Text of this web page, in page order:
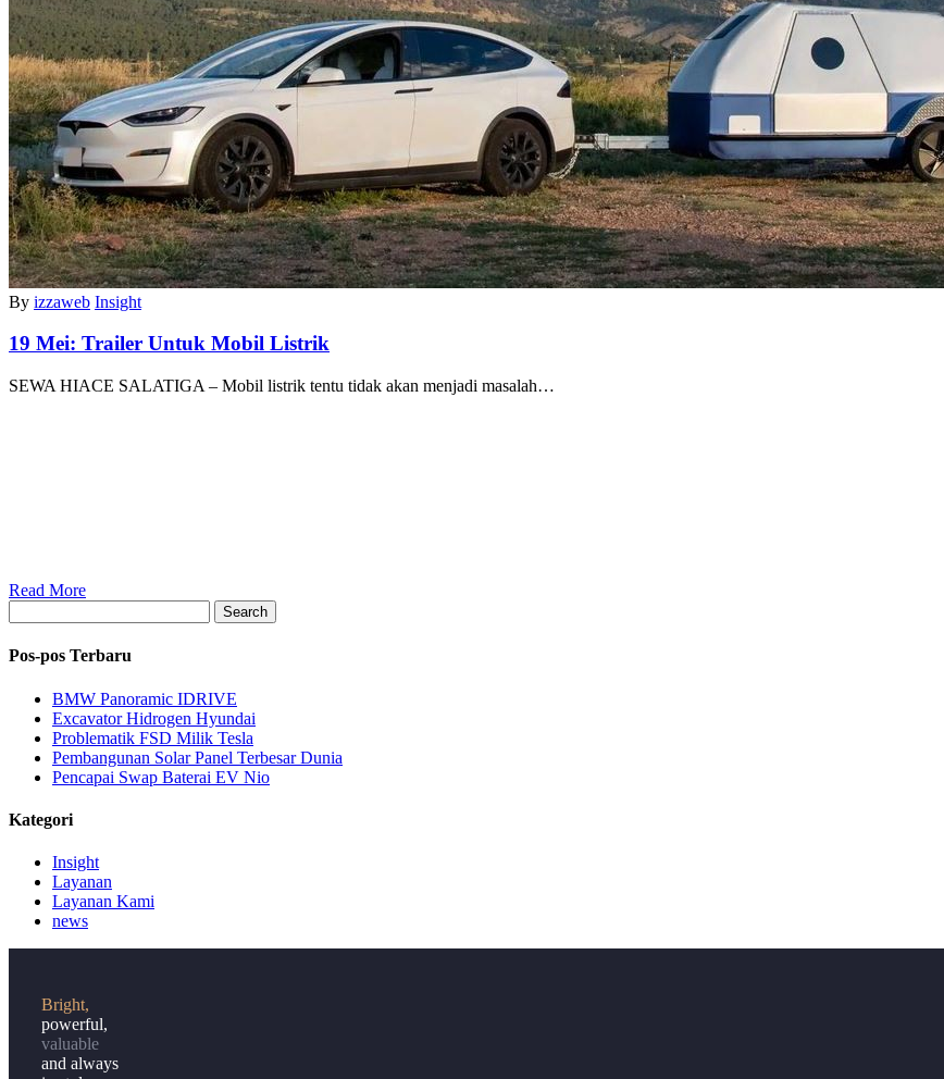
By izzaweb Insight
19 Mei: Trailer Untuk Mobil Listrik
SEWA HIACE SALATIGA – Mobil listrik tentu tidak akan menjadi masalah…
Read More
Search
Pos-pos Terbaru
BMW Panoramic IDRIVE
Excavator Hidrogen Hyundai
Problematik FSD Milik Tesla
Pembangunan Solar Panel Terbesar Dunia
Pencapai Swap Baterai EV Nio
Kategori
Insight
Layanan
Layanan Kami
news
Bright,
powerful,
valuable
and always